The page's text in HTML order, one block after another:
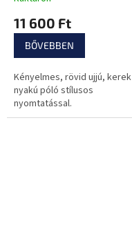
11 600 Ft
BŐVEBBEN
Kényelmes, rövid ujjú, kerek
nyakú póló stílusos
nyomtatással.